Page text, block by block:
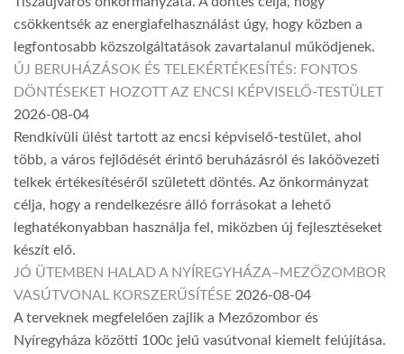
csökkentsék az energiafelhasználást úgy, hogy közben a
legfontosabb közszolgáltatások zavartalanul működjenek.
ÚJ BERUHÁZÁSOK ÉS TELEKÉRTÉKESÍTÉS: FONTOS
DÖNTÉSEKET HOZOTT AZ ENCSI KÉPVISELŐ-TESTÜLET
2026-08-04
Rendkívüli ülést tartott az encsi képviselő-testület, ahol
több, a város fejlődését érintő beruházásról és lakóövezeti
telkek értékesítéséről született döntés. Az önkormányzat
célja, hogy a rendelkezésre álló forrásokat a lehető
leghatékonyabban használja fel, miközben új fejlesztéseket
készít elő.
JÓ ÜTEMBEN HALAD A NYÍREGYHÁZA–MEZŐZOMBOR
VASÚTVONAL KORSZERŰSÍTÉSE 2026-08-04
A terveknek megfelelően zajlik a Mezőzombor és
Nyíregyháza közötti 100c jelű vasútvonal kiemelt felújítása.